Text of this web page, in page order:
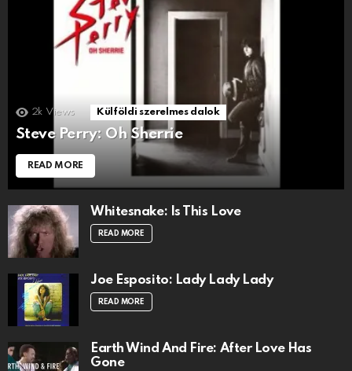
2k Views Külföldi szerelmes dalok
Steve Perry: Oh Sherrie
READ MORE
Whitesnake: Is This Love
READ MORE
Joe Esposito: Lady Lady Lady
READ MORE
Earth Wind And Fire: After Love Has
Gone